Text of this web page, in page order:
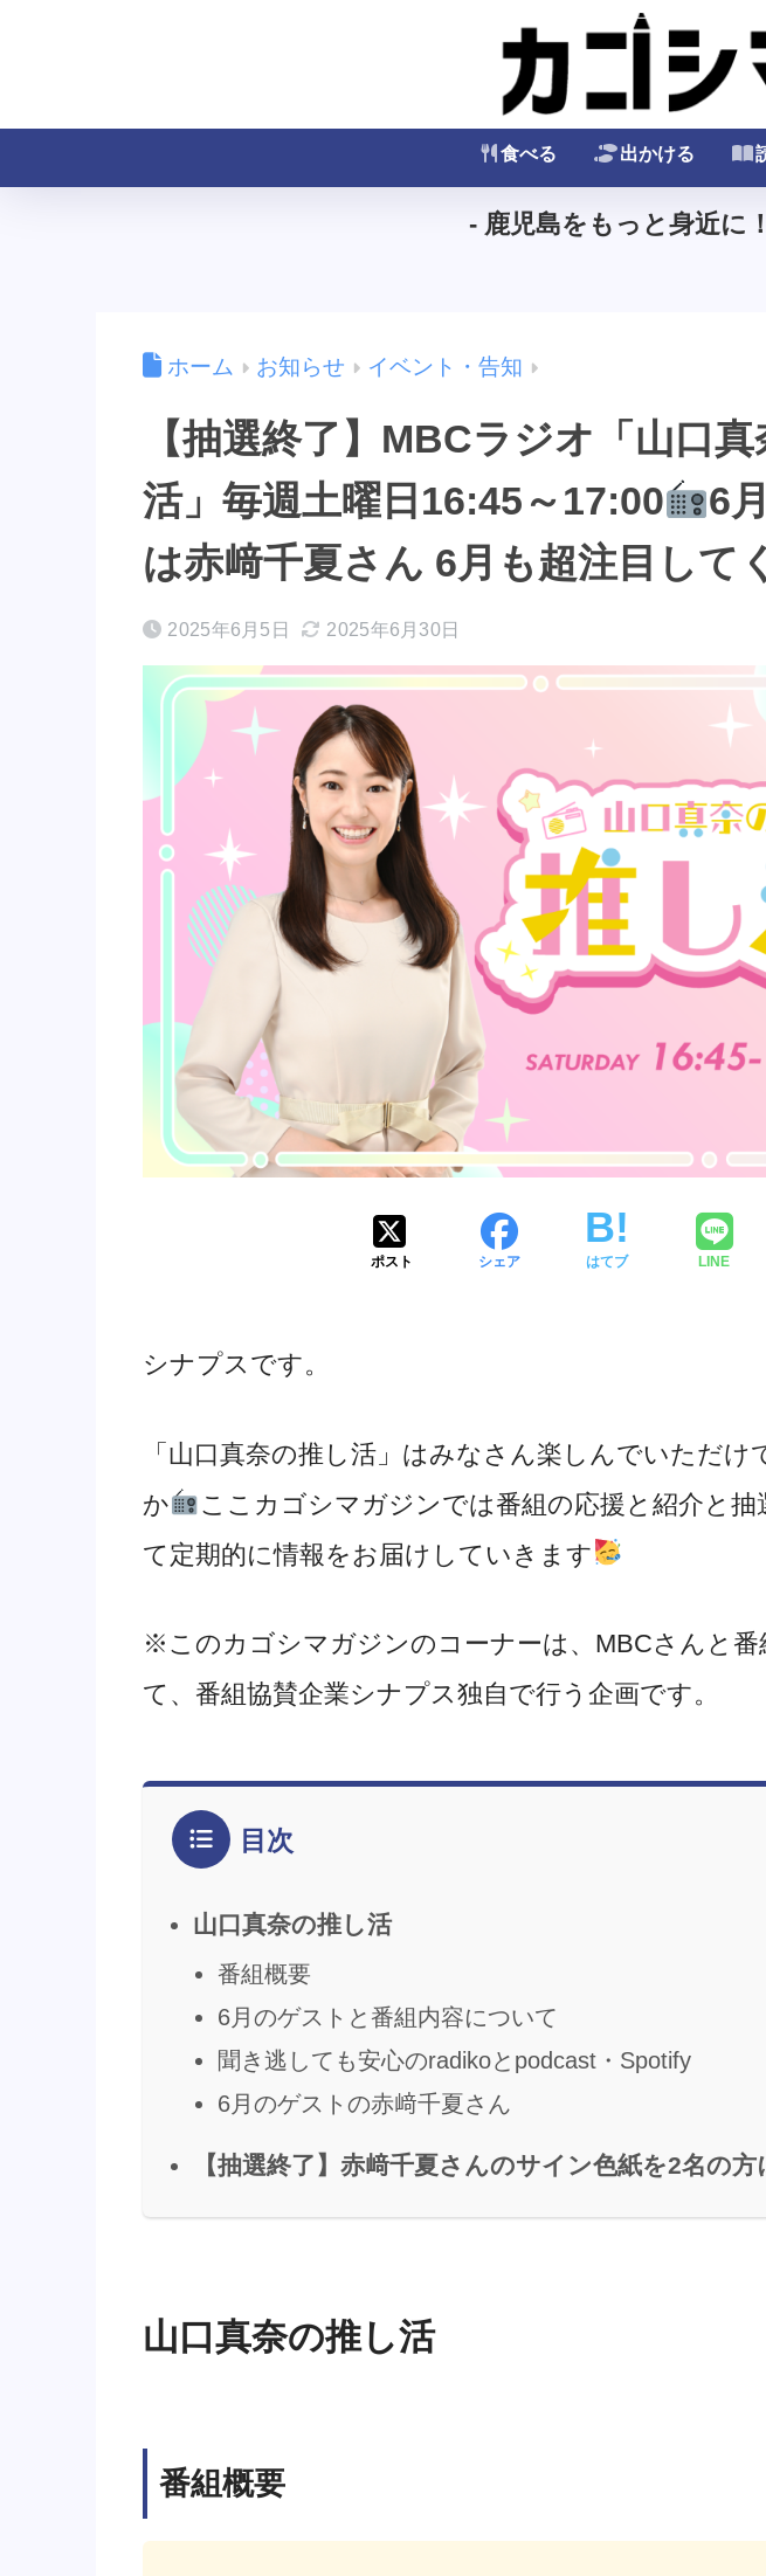
食べる 出かける
- 鹿児島をもっと身近に
ホーム お知らせ イベント・告知
【抽選終了】MBCラジオ「山口
活」毎週土曜日16:45～17:00
6
は赤﨑千夏さん 6月も超注目して
2025年6月5日 2025年6月30日
ポスト シェア はてブ LINE
シナプスです。
「山口真奈の推し活」はみなさん楽しんでいただけ
か
ここカゴシマガジンでは番組の応援と紹介と抽
て定期的に情報をお届けしていきます
※このカゴシマガジンのコーナーは、MBCさんと番
て、番組協賛企業シナプス独自で行う企画です。
目次
山口真奈の推し活
番組概要
6月のゲストと番組内容について
聞き逃しても安心のradikoとpodcast・Spotify
6月のゲストの赤﨑千夏さん
【抽選終了】赤﨑千夏さんのサイン色紙を2名の
山口真奈の推し活
番組概要